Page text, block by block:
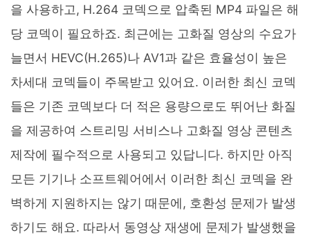
을 사용하고, H.264 코덱으로 압축된 MP4 파일은 해
당 코덱이 필요하죠. 최근에는 고화질 영상의 수요가
늘면서 HEVC(H.265)나 AV1과 같은 효율성이 높은
차세대 코덱들이 주목받고 있어요. 이러한 최신 코덱
들은 기존 코덱보다 더 적은 용량으로도 뛰어난 화질
을 제공하여 스트리밍 서비스나 고화질 영상 콘텐츠
제작에 필수적으로 사용되고 있답니다. 하지만 아직
모든 기기나 소프트웨어에서 이러한 최신 코덱을 완
벽하게 지원하지는 않기 때문에, 호환성 문제가 발생
하기도 해요. 따라서 동영상 재생에 문제가 발생했을